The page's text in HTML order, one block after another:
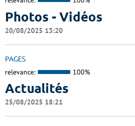
Photos - Vidéos
20/08/2025 13:20
PAGES
relevance: 100%
Actualités
25/08/2025 18:21